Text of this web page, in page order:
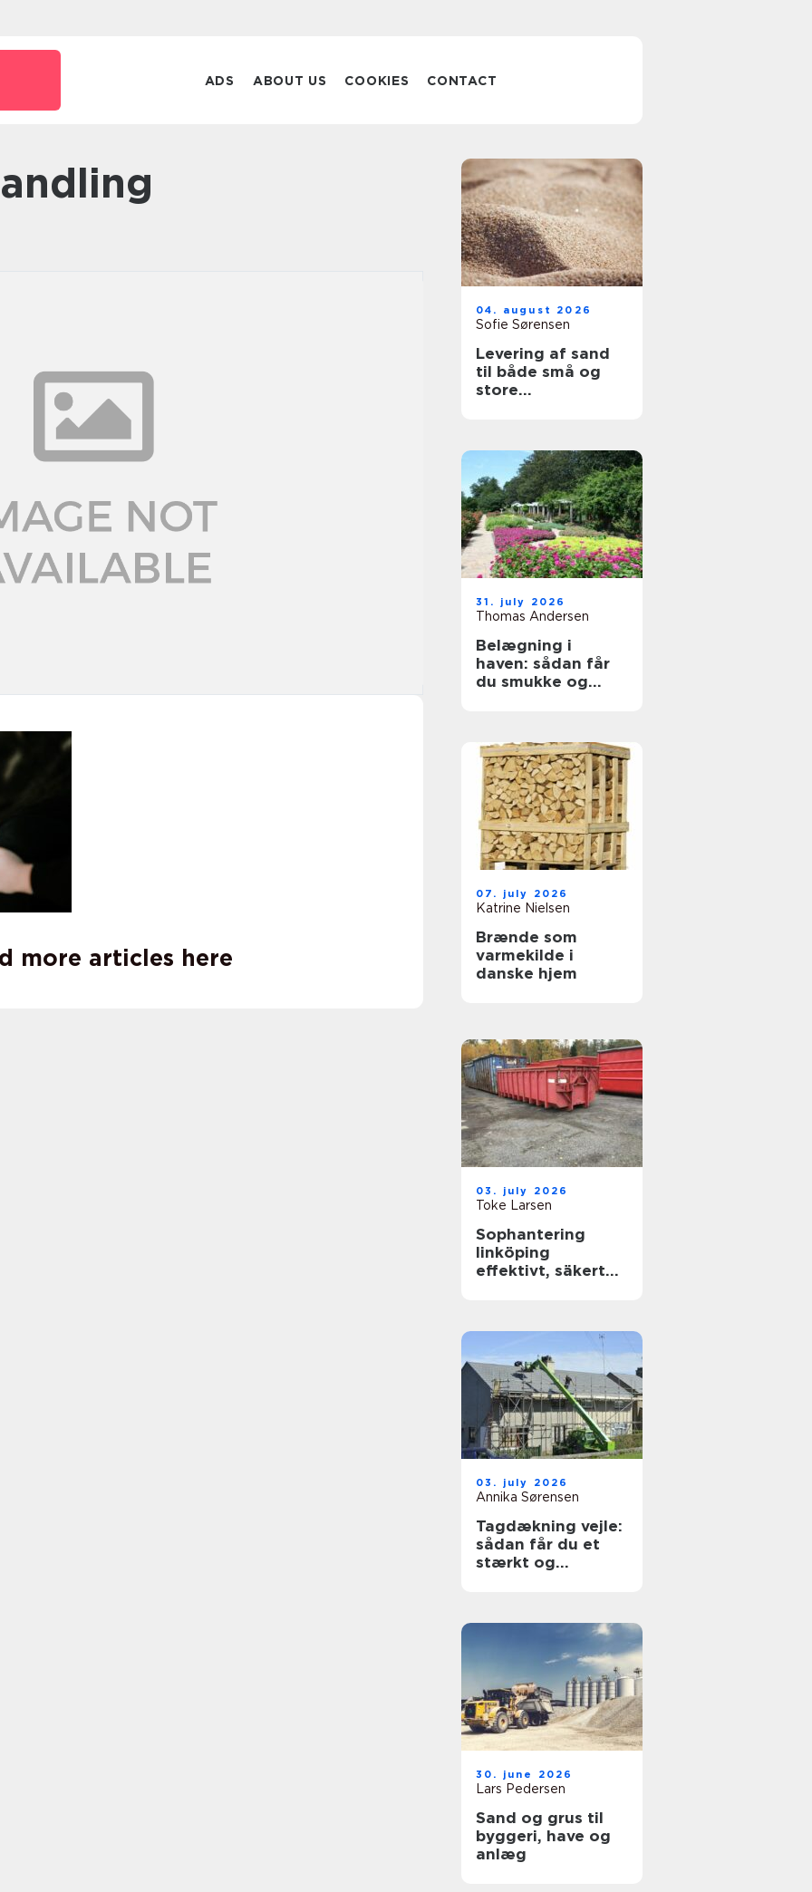
ADS ABOUT US COOKIES CONTACT
more articles here
04. august 2026
Sofie Sørensen
Levering af sand
til både små og
store
31. july 2026
Thomas Andersen
Belægning i
haven: sådan får
du smukke og
07. july 2026
Katrine Nielsen
Brænde som
varmekilde i
danske hjem
03. july 2026
Toke Larsen
Sophantering
linköping
effektivt, säkert
03. july 2026
Annika Sørensen
Tagdækning vejle:
sådan får du et
stærkt og
30. june 2026
Lars Pedersen
Sand og grus til
byggeri, have og
anlæg